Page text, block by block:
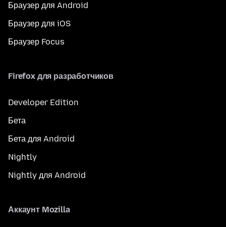
Браузер для Android
Браузер для iOS
Браузер Focus
Firefox для разработчиков
Developer Edition
Бета
Бета для Android
Nightly
Nightly для Android
Аккаунт Mozilla